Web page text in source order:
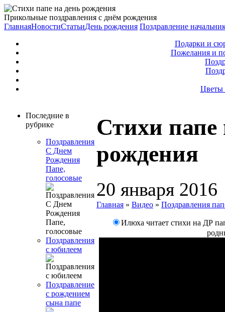
Прикольные поздравления с днём рождения
ГлавнаяНовостиСтатьиДень рождения Поздравление
Подарки и
Пожелания и
Цветы
Последние в
рубрике
Поздравления
С Днем
Рождения
Папе,
голосовые
Поздравления
с юбилеем
Поздравление
с рождением
сына папе
Стихи папе
рождения
20 января 2016
Главная » Видео » Поздравления
Илюха читает стихи на ДР